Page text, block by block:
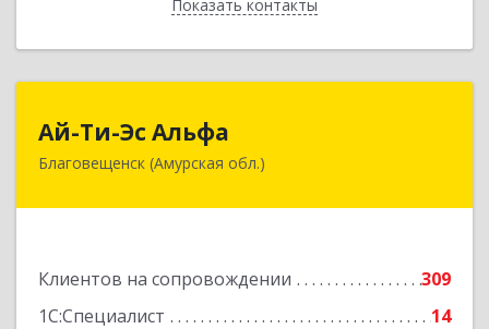
Показать контакты
Назад
Ай-Ти-Эс Альфа
Благовещенск (Амурская обл.)
Клиентов на сопровождении
309
1С:Специалист
14
675000, Амурская обл, Благовещенск г, Зейская